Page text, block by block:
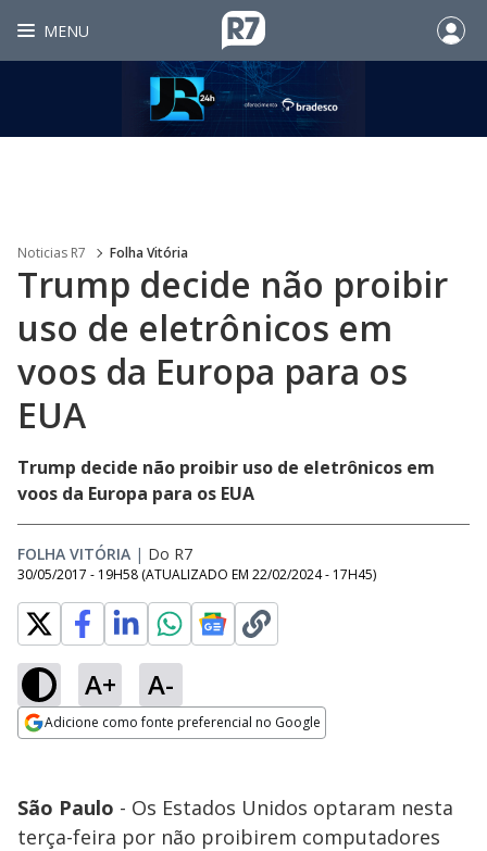
MENU
Noticias R7 Folha Vitória
Trump decide não proibir
uso de eletrônicos em
voos da Europa para os
EUA
Trump decide não proibir uso de eletrônicos em
voos da Europa para os EUA
FOLHA VITÓRIA | Do R7
30/05/2017 - 19H58 (ATUALIZADO EM 22/02/2024 - 17H45)
A+ A-
Adicione como fonte preferencial no Google
São Paulo - Os Estados Unidos optaram nesta
terça-feira por não proibirem computadores